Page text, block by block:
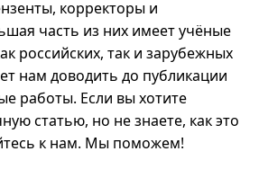
корректоры и
часть из них имеет учёные
российских, так и зарубежных
нам доводить до публикации
работы. Если вы хотите
статью, но не знаете, как это
к нам. Мы поможем!